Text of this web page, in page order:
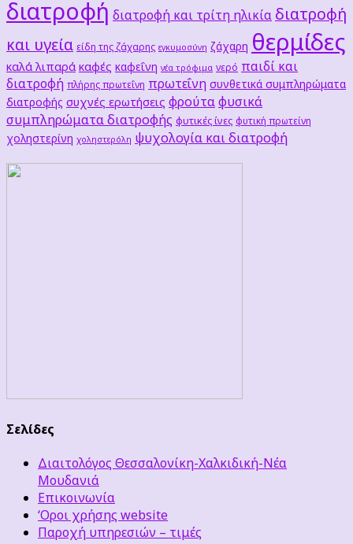
διατροφή διατροφή και τρίτη ηλικία διατροφή
και υγεία είδη της ζάχαρης εγκυμοσύνη ζάχαρη θερμίδες
καλά λιπαρά καφές καφεΐνη νέα τρόφιμα νερό παιδί και
διατροφή πλήρης πρωτεΐνη πρωτεΐνη συνθετικά συμπληρώματα
διατροφής συχνές ερωτήσεις φρούταφυσικά
συμπληρώματα διατροφής φυτικές ίνες φυτική πρωτείνη
χοληστερίνη χοληστερόλη ψυχολογία και διατροφή
Σελίδες
Διαιτολόγος Θεσσαλονίκη-Χαλκιδική-Νέα
Μουδανιά
Επικοινωνία
‘Οροι χρήσης website
Παροχή υπηρεσιών – τιμές